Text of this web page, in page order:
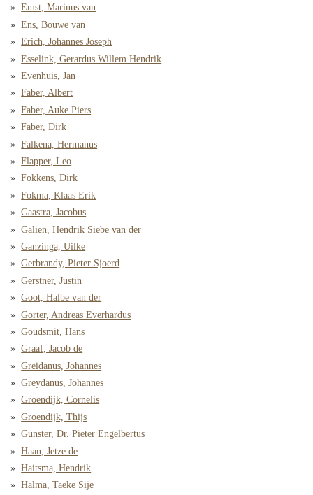
Emst, Marinus van
Ens, Bouwe van
Erich, Johannes Joseph
Esselink, Gerardus Willem Hendrik
Evenhuis, Jan
Faber, Albert
Faber, Auke Piers
Faber, Dirk
Falkena, Hermanus
Flapper, Leo
Fokkens, Dirk
Fokma, Klaas Erik
Gaastra, Jacobus
Galien, Hendrik Siebe van der
Ganzinga, Uilke
Gerbrandy, Pieter Sjoerd
Gerstner, Justin
Goot, Halbe van der
Gorter, Andreas Everhardus
Goudsmit, Hans
Graaf, Jacob de
Greidanus, Johannes
Greydanus, Johannes
Groendijk, Cornelis
Groendijk, Thijs
Gunster, Dr. Pieter Engelbertus
Haan, Jetze de
Haitsma, Hendrik
Halma, Taeke Sije